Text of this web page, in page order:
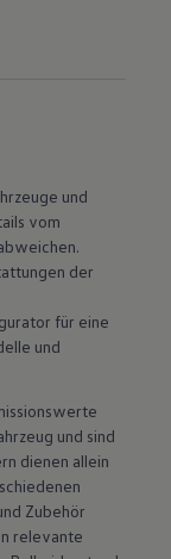
und
vom
der
für eine
und
und sind
dienen allein
Zubehör
relevante